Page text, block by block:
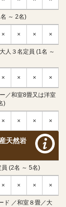
～ 2名)
× × × ×
人３名定員 (1名 ～
× × × ×
／和室8畳又は洋室
)
× × × ×
天然岩
(2名 ～ 5名)
× × × ×
ド ／和室８畳／大